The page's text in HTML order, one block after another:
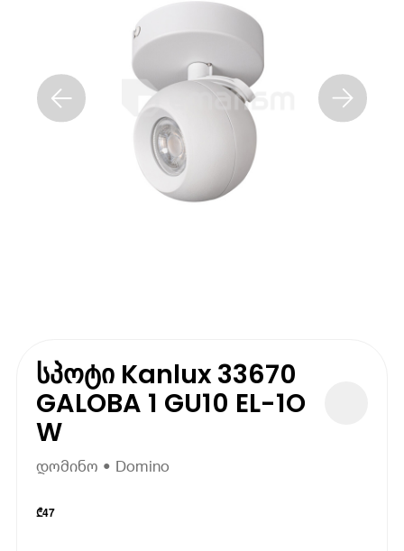
სპოტი Kanlux 33670
GALOBA 1 GU10 EL-1O
W
დომინო • Domino
₾47